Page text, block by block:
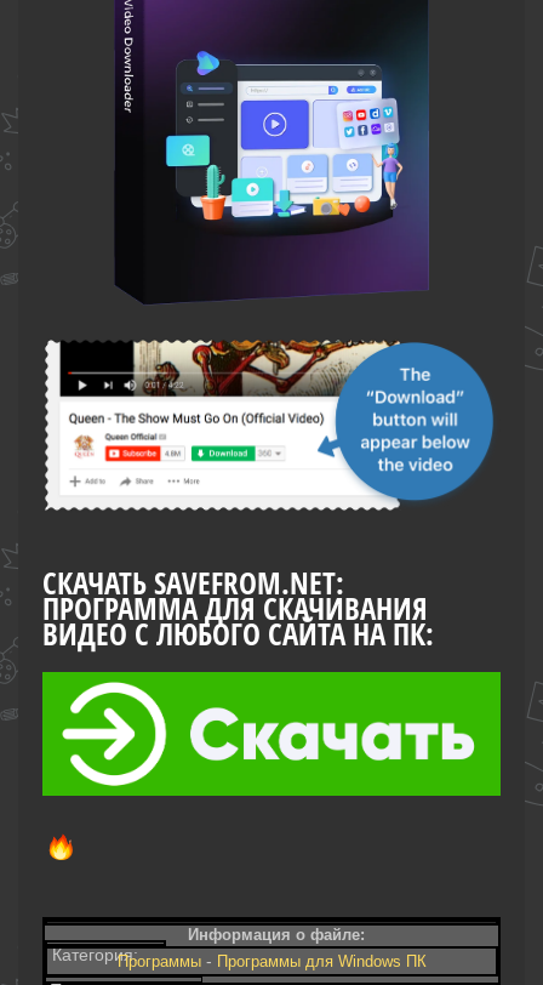
СКАЧАТЬ SAVEFROM.NET:
ПРОГРАММА ДЛЯ СКАЧИВАНИЯ
ВИДЕО С ЛЮБОГО САЙТА НА ПК:
Информация о файле:
Категория:Программы- Программы для Windows ПК